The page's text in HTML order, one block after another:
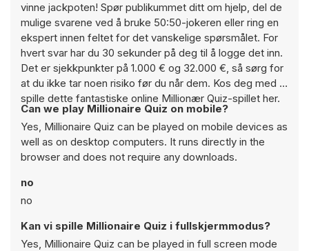
vinne jackpoten! Spør publikummet ditt om hjelp, del de
mulige svarene ved å bruke 50:50-jokeren eller ring en
ekspert innen feltet for det vanskelige spørsmålet. For
hvert svar har du 30 sekunder på deg til å logge det inn.
Det er sjekkpunkter på 1.000 € og 32.000 €, så sørg for
at du ikke tar noen risiko før du når dem. Kos deg med å
spille dette fantastiske online Millionær Quiz-spillet her.
Can we play Millionaire Quiz on mobile?
Yes, Millionaire Quiz can be played on mobile devices as
well as on desktop computers. It runs directly in the
browser and does not require any downloads.
no
no
Kan vi spille Millionaire Quiz i fullskjermmodus?
Yes, Millionaire Quiz can be played in full screen mode